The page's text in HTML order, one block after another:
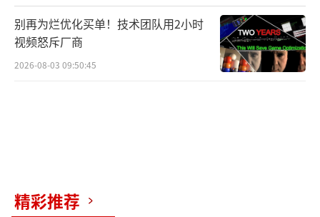
别再为烂优化买单！技术团队用2小时
视频怒斥厂商
2026-08-03 09:50:45
精彩推荐